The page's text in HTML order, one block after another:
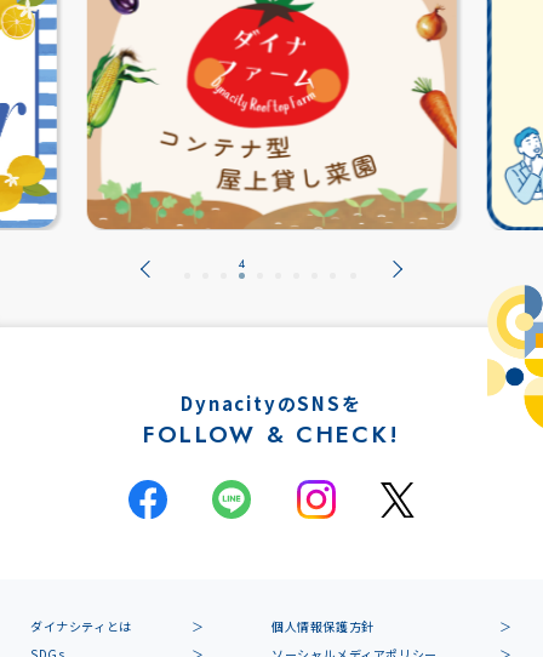
DynacityのSNSを
FOLLOW & CHECK!
ダイナシティとは
個人情報保護方針